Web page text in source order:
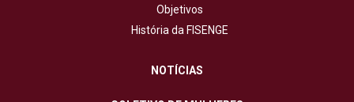
Objetivos
História da FISENGE
NOTÍCIAS